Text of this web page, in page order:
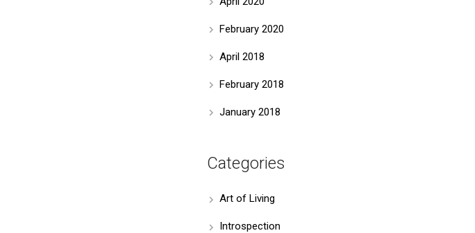
February 2020
April 2018
February 2018
January 2018
Categories
Art of Living
Introspection